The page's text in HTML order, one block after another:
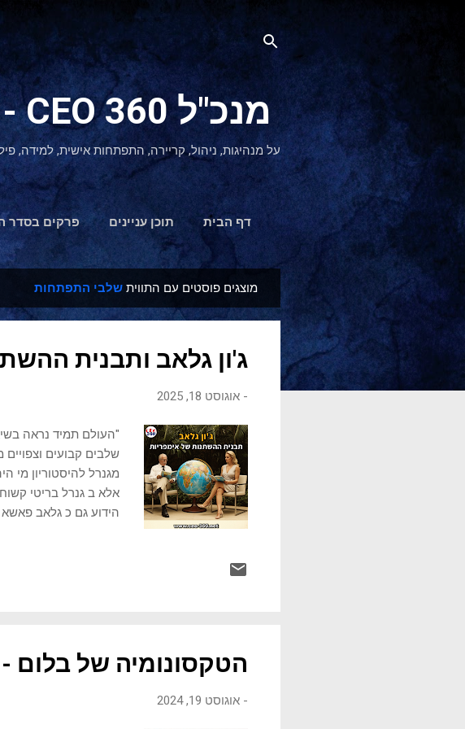
מנכ"ל 360 CEO - מנהיגות והתפתחות אישית
על מנהיגות, ניהול, קריירה, התפתחות אישית, למידה,
דף הבית תוכן עניינים פרקים בסדר
ש
מוצגים פוסטים עם התווית שלבי התפתחות
ג'ון גלאב ותבנית
- אוגוסט 18, 2025
"העולם תמיד נראה
שלבים קבועים
מגנרל להיסטוריון
הידוע גם כ גלאב
ערבית שוטפת, חי
הטקסונומיה של בלום
- אוגוסט 19, 2024